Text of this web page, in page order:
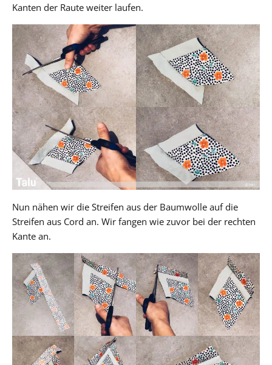
Kanten der Raute weiter laufen.
Nun nähen wir die Streifen aus der Baumwolle auf die
Streifen aus Cord an. Wir fangen wie zuvor bei der rechten
Kante an.